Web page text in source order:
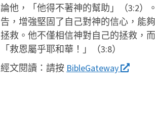
論他，「他得不著神的幫助」（3:2）
告，增強堅固了自己對神的信心，能
拯救。他不僅相信神對自己的拯救，
「救恩屬乎耶和華！」（3:8）
經文閱讀： 請按 BibleGateway